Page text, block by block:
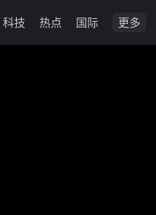
科技 热点 国际 更多